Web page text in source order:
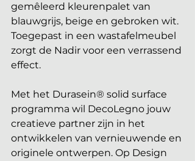
gemêleerd kleurenpalet van
blauwgrijs, beige en gebroken wit.
Toegepast in een wastafelmeubel
zorgt de Nadir voor een verrassend
effect.
Met het Durasein® solid surface
programma wil DecoLegno jouw
creatieve partner zijn in het
ontwikkelen van vernieuwende en
originele ontwerpen. Op Design